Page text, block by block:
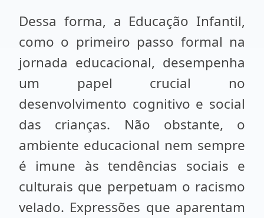
Dessa forma, a Educação Infantil,
como o primeiro passo formal na
jornada educacional, desempenha
um papel crucial no
desenvolvimento cognitivo e social
das crianças. Não obstante, o
ambiente educacional nem sempre
é imune às tendências sociais e
culturais que perpetuam o racismo
velado. Expressões que aparentam